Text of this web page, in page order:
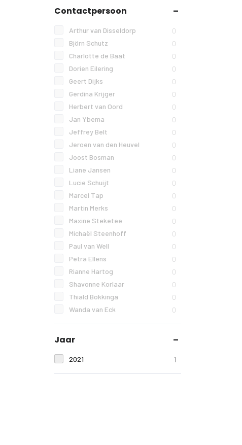
Contactpersoon
Arthur van Disseldorp 0
Björn Schutz 0
Charlotte de Baat 0
Dorien Eilering 0
Geert Dijks 0
Gerdina Krijger 0
Herbert van Oord 0
Jan Ybema 0
Jeffrey Belt 0
Jeroen van den Heuvel 0
Joost Bosman 0
Liane Jansen 0
Lucie Schuijt 0
Marcel Tap 0
Martin Merks 0
Maxine Steketee 0
Michaël Steenhoff 0
Paul van Well 0
Petra Ellens 0
Rianne Hartog 0
Shavonne Korlaar 0
Thiald Bokkinga 0
Wanda van Eck 0
Jaar
2021 1